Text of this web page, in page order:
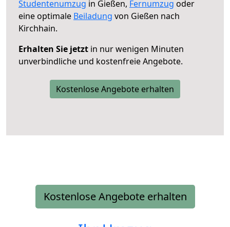
Studentenumzug in Gießen, Fernumzug oder
eine optimale Beiladung von Gießen nach
Kirchhain.
Erhalten Sie jetzt in nur wenigen Minuten
unverbindliche und kostenfreie Angebote.
Kostenlose Angebote erhalten
Kostenlose Angebote erhalten